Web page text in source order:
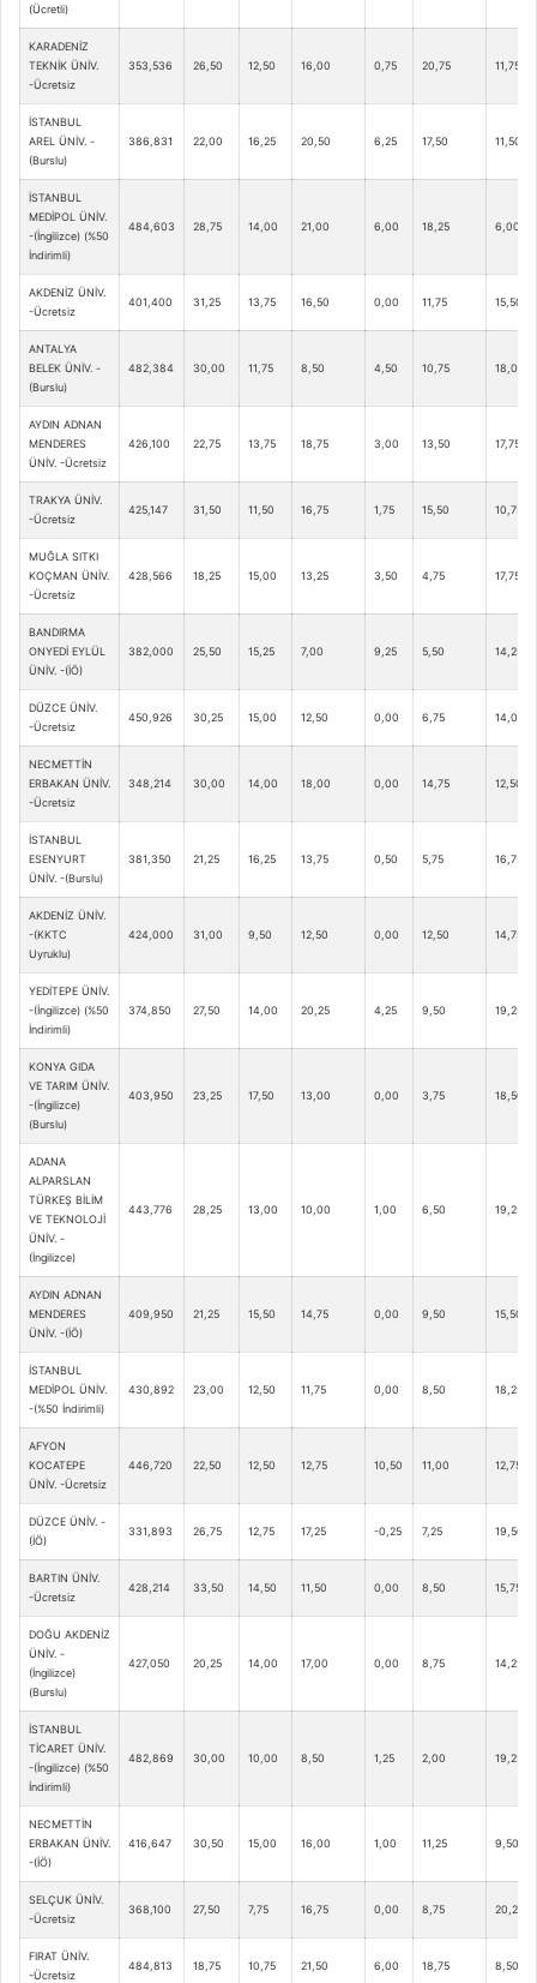
(Ücretli)
KARADENİZ
TEKNİK ÜNİV.
-Ücretsiz
353,536 26,50 12,50 16,00 0,75 20,75 11,75
İSTANBUL
AREL ÜNİV. -
(Burslu)
386,831 22,00 16,25 20,50 6,25 17,50 11,50
İSTANBUL
MEDİPOL ÜNİV.
-(İngilizce) (%50
İndirimli)
484,603 28,75 14,00 21,00 6,00 18,25 6,00
AKDENİZ ÜNİV.
-Ücretsiz
401,400 31,25 13,75 16,50 0,00 11,75 15,50
ANTALYA
BELEK ÜNİV. -
(Burslu)
482,384 30,00 11,75 8,50 4,50 10,75 18,00
AYDIN ADNAN
MENDERES
ÜNİV. -Ücretsiz
426,100 22,75 13,75 18,75 3,00 13,50 17,75
TRAKYA ÜNİV.
-Ücretsiz
425,147 31,50 11,50 16,75 1,75 15,50 10,75
MUĞLA SITKI
KOÇMAN ÜNİV.
-Ücretsiz
428,566 18,25 15,00 13,25 3,50 4,75 17,75
BANDIRMA
ONYEDİ EYLÜL
ÜNİV. -(İÖ)
382,000 25,50 15,25 7,00 9,25 5,50 14,25
DÜZCE ÜNİV.
-Ücretsiz
450,926 30,25 15,00 12,50 0,00 6,75 14,00
NECMETTİN
ERBAKAN ÜNİV.
-Ücretsiz
348,214 30,00 14,00 18,00 0,00 14,75 12,50
İSTANBUL
ESENYURT
ÜNİV. -(Burslu)
381,350 21,25 16,25 13,75 0,50 5,75 16,75
AKDENİZ ÜNİV.
-(KKTC
Uyruklu)
424,000 31,00 9,50 12,50 0,00 12,50 14,75
YEDİTEPE ÜNİV.
-(İngilizce) (%50
İndirimli)
374,850 27,50 14,00 20,25 4,25 9,50 19,25
KONYA GIDA
VE TARIM ÜNİV.
-(İngilizce)
(Burslu)
403,950 23,25 17,50 13,00 0,00 3,75 18,50
ADANA
ALPARSLAN
TÜRKEŞ BİLİM
VE TEKNOLOJİ
ÜNİV. -
(İngilizce)
443,776 28,25 13,00 10,00 1,00 6,50 19,25
AYDIN ADNAN
MENDERES
ÜNİV. -(İÖ)
409,950 21,25 15,50 14,75 0,00 9,50 15,50
İSTANBUL
MEDİPOL ÜNİV.
-(%50 İndirimli)
430,892 23,00 12,50 11,75 0,00 8,50 18,25
AFYON
KOCATEPE
ÜNİV. -Ücretsiz
446,720 22,50 12,50 12,75 10,50 11,00 12,75
DÜZCE ÜNİV. -
(İÖ)
331,893 26,75 12,75 17,25 -0,25 7,25 19,50
BARTIN ÜNİV.
-Ücretsiz
428,214 33,50 14,50 11,50 0,00 8,50 15,75
DOĞU AKDENİZ
ÜNİV. -
(İngilizce)
(Burslu)
427,050 20,25 14,00 17,00 0,00 8,75 14,25
İSTANBUL
TİCARET ÜNİV.
-(İngilizce) (%50
İndirimli)
482,869 30,00 10,00 8,50 1,25 2,00 19,25
NECMETTİN
ERBAKAN ÜNİV.
-(İÖ)
416,647 30,50 15,00 16,00 1,00 11,25 9,50
SELÇUK ÜNİV.
-Ücretsiz
368,100 27,50 7,75 16,75 0,00 8,75 20,25
FIRAT ÜNİV.
-Ücretsiz
484,813 18,75 10,75 21,50 6,00 18,75 8,50